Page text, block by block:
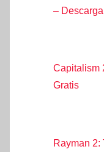
–
Capitalism
Gratis
Rayman 2: